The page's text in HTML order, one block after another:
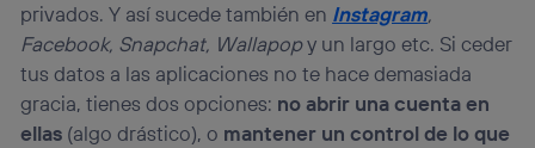
privados. Y así sucede también en Instagram,
Facebook, Snapchat, Wallapopy un largo etc. Si ceder
tus datos a las aplicaciones no te hace demasiada
gracia, tienes dos opciones: no abrir una cuenta en
ellas (algo drástico), o mantener un control de lo que